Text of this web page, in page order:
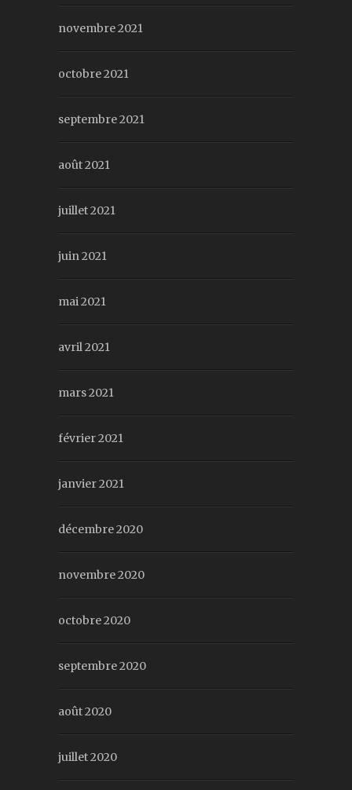
novembre 2021
octobre 2021
septembre 2021
août 2021
juillet 2021
juin 2021
mai 2021
avril 2021
mars 2021
février 2021
janvier 2021
décembre 2020
novembre 2020
octobre 2020
septembre 2020
août 2020
juillet 2020